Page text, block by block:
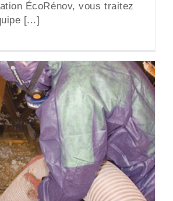
ÉcoRénov, vous traitez
[...]